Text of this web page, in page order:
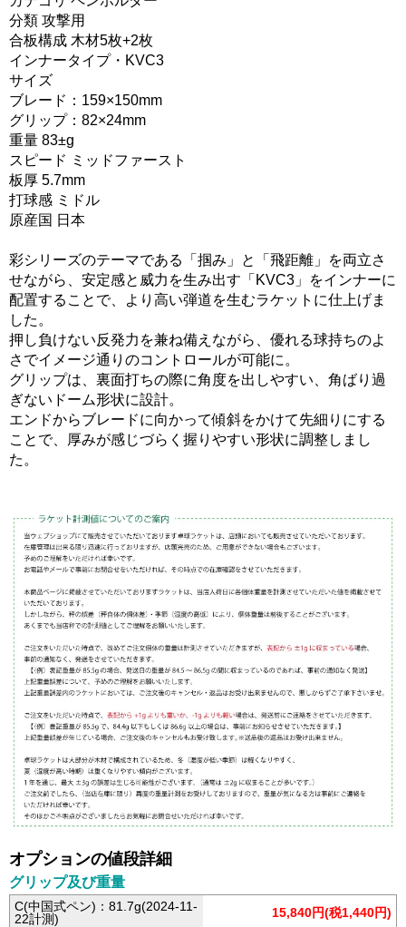
分類 攻撃用
合板構成 木材5枚+2枚
インナータイプ・KVC3
サイズ
ブレード：159×150mm
グリップ：82×24mm
重量 83±g
スピード ミッドファースト
板厚 5.7mm
打球感 ミドル
原産国 日本
彩シリーズのテーマである「掴み」と「飛距離」を両立さ
せながら、安定感と威力を生み出す「KVC3」をインナーに
配置することで、より高い弾道を生むラケットに仕上げま
した。
押し負けない反発力を兼ね備えながら、優れる球持ちのよ
さでイメージ通りのコントロールが可能に。
グリップは、裏面打ちの際に角度を出しやすい、角ばり過
ぎないドーム形状に設計。
エンドからブレードに向かって傾斜をかけて先細りにする
ことで、厚みが感じづらく握りやすい形状に調整しまし
た。
オプションの値段詳細
グリップ及び重量
C(中国式ペン)：81.7g(2024-11-
22計測)
15,840円(税1,440円)